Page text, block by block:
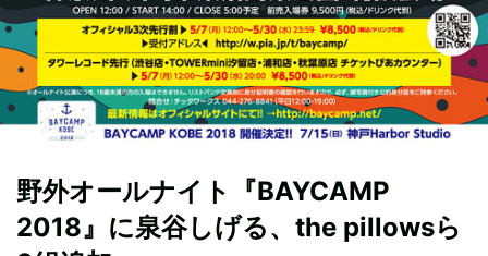
野外オールナイト『BAYCAMP
2018』に泉谷しげる、the pillowsら